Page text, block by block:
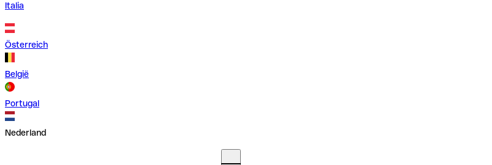
Italia
Österreich
België
Portugal
Nederland